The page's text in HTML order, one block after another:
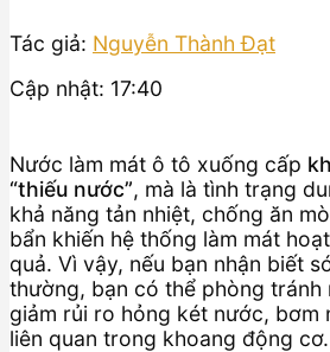
Tác giả: Nguyễn Thành Đạt
Cập nhật: 17:40
Nước làm mát ô tô xuống cấp
“thiếu nước”, mà là tình trạng
khả năng tản nhiệt, chống ăn
bẩn khiến hệ thống làm mát
quả. Vì vậy, nếu bạn nhận biết
thường, bạn có thể phòng tránh
giảm rủi ro hỏng két nước, bơm
liên quan trong khoang động cơ.